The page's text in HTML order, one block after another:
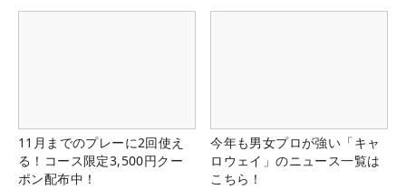
11月までのプレーに2回使え
る！コース限定3,500円クー
ポン配布中！
今年も男女プロが強い「キャ
ロウェイ」のニュース一覧は
こちら！